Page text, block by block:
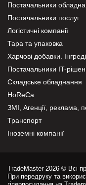
Постачальники
Постачальники послуг
Логістичні компанії
Тара та упаковка
Харчові добавки.
Постачальники IT-
Складське обладнання
HoReCa
ЗМІ, Агенції, реклама,
Транспорт
Іноземні компанії
TradeMaster 2026 © Всі
При передруку та